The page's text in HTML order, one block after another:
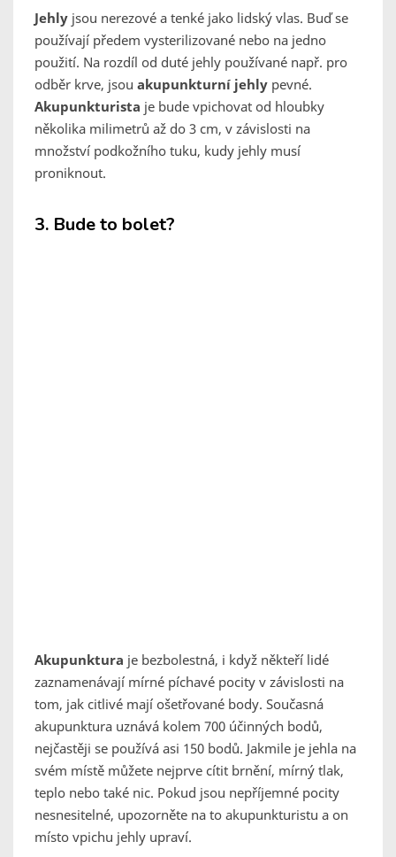
Jehly jsou nerezové a tenké jako lidský vlas. Buď se
používají předem vysterilizované nebo na jedno
použití. Na rozdíl od duté jehly používané např. pro
odběr krve, jsou akupunkturní jehly pevné.
Akupunkturista je bude vpichovat od hloubky
několika milimetrů až do 3 cm, v závislosti na
množství podkožního tuku, kudy jehly musí
proniknout.
3. Bude to bolet?
Akupunktura je bezbolestná, i když někteří lidé
zaznamenávají mírné píchavé pocity v závislosti na
tom, jak citlivé mají ošetřované body. Současná
akupunktura uznává kolem 700 účinných bodů,
nejčastěji se používá asi 150 bodů. Jakmile je jehla na
svém místě můžete nejprve cítit brnění, mírný tlak,
teplo nebo také nic. Pokud jsou nepříjemné pocity
nesnesitelné, upozorněte na to akupunkturistu a on
místo vpichu jehly upraví.